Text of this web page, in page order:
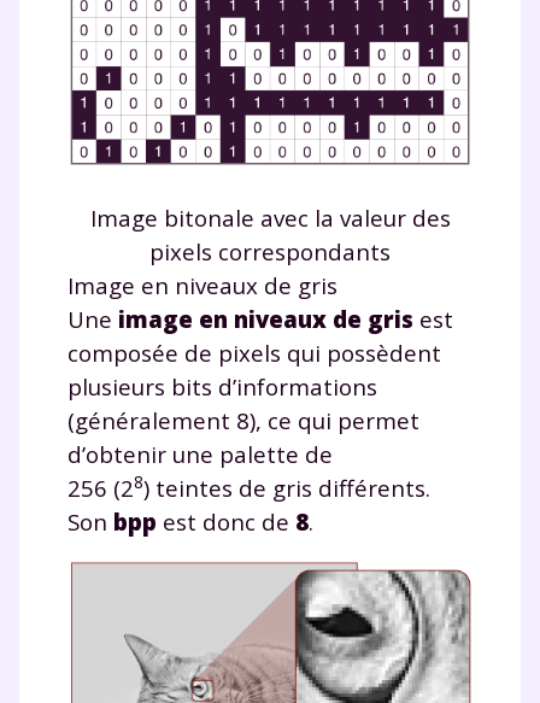
Image bitonale avec la valeur des
pixels correspondants
Image en niveaux de gris
Une image en niveaux de gris est
composée de pixels qui possèdent
plusieurs bits d’informations
(généralement 8), ce qui permet
d’obtenir une palette de
256 (28) teintes de gris différents.
Son bpp est donc de 8.